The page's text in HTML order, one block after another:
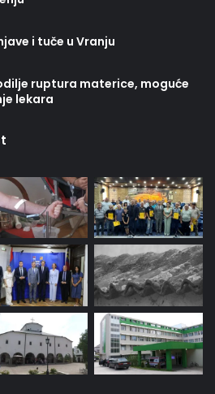
i tuče u Vranju
ruptura materice, moguće
lekara